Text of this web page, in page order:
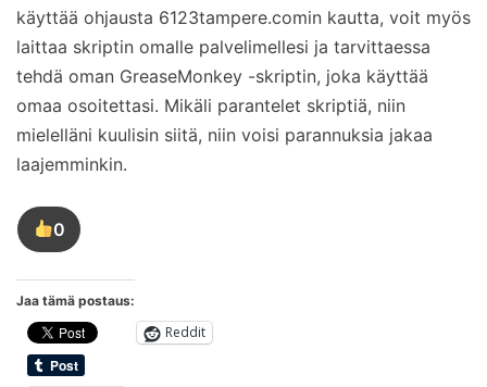
käyttää ohjausta 6123tampere.comin kautta, voit myös
laittaa skriptin omalle palvelimellesi ja tarvittaessa
tehdä oman GreaseMonkey -skriptin, joka käyttää
omaa osoitettasi. Mikäli parantelet skriptiä, niin
mielelläni kuulisin siitä, niin voisi parannuksia jakaa
laajemminkin.
0
Tykkää
tästä
Jaa tämä postaus:
Reddit